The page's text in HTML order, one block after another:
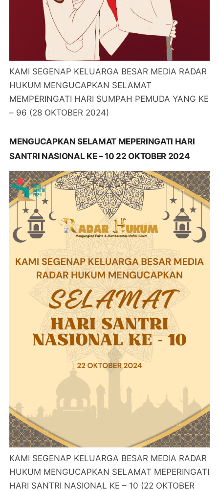
KAMI SEGENAP KELUARGA BESAR MEDIA RADAR
HUKUM MENGUCAPKAN SELAMAT
MEMPERINGATI HARI SUMPAH PEMUDA YANG KE
– 96 (28 OKTOBER 2024)
MENGUCAPKAN SELAMAT MEPERINGATI HARI
SANTRI NASIONAL KE – 10 22 OKTOBER 2024
KAMI SEGENAP KELUARGA BESAR MEDIA RADAR
HUKUM MENGUCAPKAN SELAMAT MEPERINGATI
HARI SANTRI NASIONAL KE – 10 (22 OKTOBER